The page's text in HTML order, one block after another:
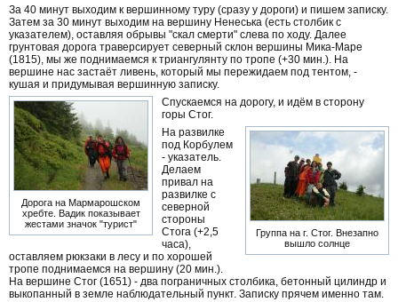
За 40 минут выходим к вершинному туру (сразу у дороги) и пишем записку.
Затем за 30 минут выходим на вершину Ненеська (есть столбик с
указателем), оставляя обрывы "скал смерти" слева по ходу. Далее
грунтовая дорога траверсирует северный склон вершины Мика-Маре
(1815), мы же поднимаемся к триангулянту по тропе (+30 мин.). На
вершине нас застаёт ливень, который мы пережидаем под тентом, -
кушая и придумывая вершинную записку.
Дорога на Мармарошском
хребте. Вадик показывает
жестами значок "турист"
Спускаемся на дорогу, и идём в сторону
горы Стог.
Группа на г. Стог. Внезапно
вышло солнце
На развилке
под Корбулем
- указатель.
Делаем
привал на
развилке с
северной
стороны
Стога (+2,5
часа),
оставляем рюкзаки в лесу и по хорошей
тропе поднимаемся на вершину (20 мин.).
На вершине Стог (1651) - два пограничных столбика, бетонный цилиндр и
выкопанный в земле наблюдательный пункт. Записку прячем именно там.